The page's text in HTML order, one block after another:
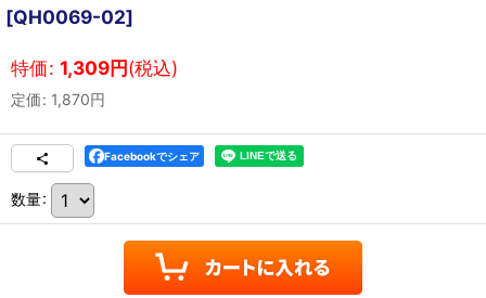
[QH0069-02]
特価: 1,309円(税込)
定価: 1,870円
Facebookでシェア
数量: